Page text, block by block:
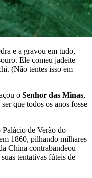
e a gravou em tudo,
Ele comeu jadeite
(Não tentes isso em
o Senhor das Minas,
que todos os anos fosse
de Verão do
1860, pilhando milhares
China contrabandeou
tentativas fúteis de